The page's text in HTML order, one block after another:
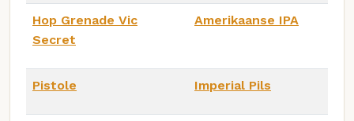
Hop Grenade Vic
Secret
Amerikaanse IPA
Pistole Imperial Pils